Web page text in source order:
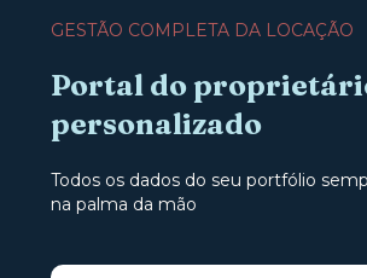
GESTÃO COMPLETA DA LOCAÇÃO
Portal do
personalizado
Todos os dados do seu portfólio
na palma da mão